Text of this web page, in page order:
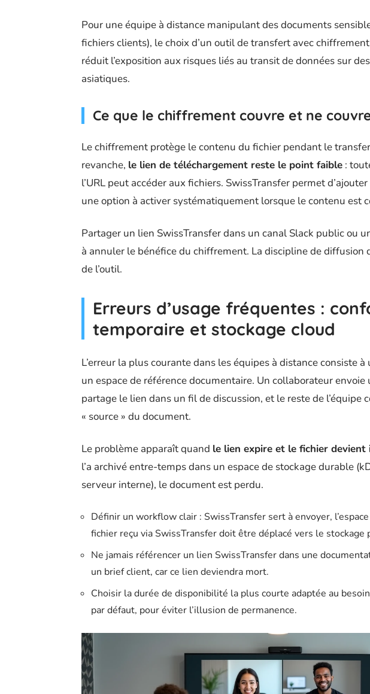
Pour une équipe à distance manipulant des documents
fichiers clients), le choix d’un outil de transfert avec
réduit l’exposition aux risques liés au transit de données sur
asiatiques.
Ce que le chiffrement couvre et ne
Le chiffrement protège le contenu du fichier pendant le
revanche, le lien de téléchargement reste le point faible :
l’URL peut accéder aux fichiers. SwissTransfer permet
une option à activer systématiquement lorsque le contenu est
Partager un lien SwissTransfer dans un canal Slack public ou
à annuler le bénéfice du chiffrement. La discipline de diffusion
de l’outil.
Erreurs d’usage fréquentes :
temporaire et stockage cloud
L’erreur la plus courante dans les équipes à distance consiste
un espace de référence documentaire. Un collaborateur
partage le lien dans un fil de discussion, et le reste de l’équipe
« source » du document.
Le problème apparaît quand le lien expire et le fichier devient
l’a archivé entre-temps dans un espace de stockage durable
serveur interne), le document est perdu.
Définir un workflow clair : SwissTransfer sert à envoyer,
fichier reçu via SwissTransfer doit être déplacé vers le
Ne jamais référencer un lien SwissTransfer dans une
un brief client, car ce lien deviendra mort.
Choisir la durée de disponibilité la plus courte adaptée au
par défaut, pour éviter l’illusion de permanence.